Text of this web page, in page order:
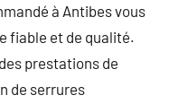
à Antibes vous
fiable et de qualité.
prestations de
de serrures